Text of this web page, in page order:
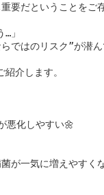
要だということをご
」
ではのリスク”が潜
介します。
悪化しやすい🌼
が一気に増えやすく